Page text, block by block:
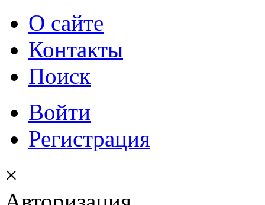
О сайте
Контакты
Поиск
Войти
Регистрация
×